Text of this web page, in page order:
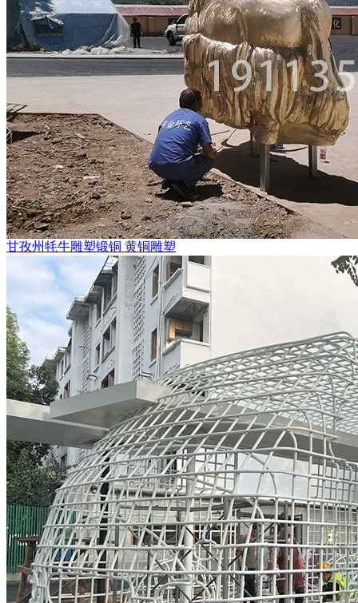
甘孜州牦牛雕塑锻铜 黄铜雕塑